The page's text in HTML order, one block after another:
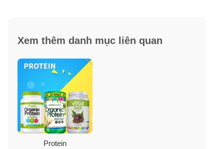
chậm tăng cân…
việc kém hiệu quả.
Người có hệ miễn dịch yếu, hay ốm vặt, ăn không
ngon miệng, hay bị đầy bụng.
Xem thêm danh mục liên quan
Protein